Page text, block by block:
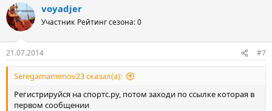
voyadjer
Участник Рейтинг сезона: 0
21.07.2014 #7
Seregamamenov23 сказал(а):
Регистрируйся на спортс.ру, потом заходи по ссылке которая в
первом сообщении